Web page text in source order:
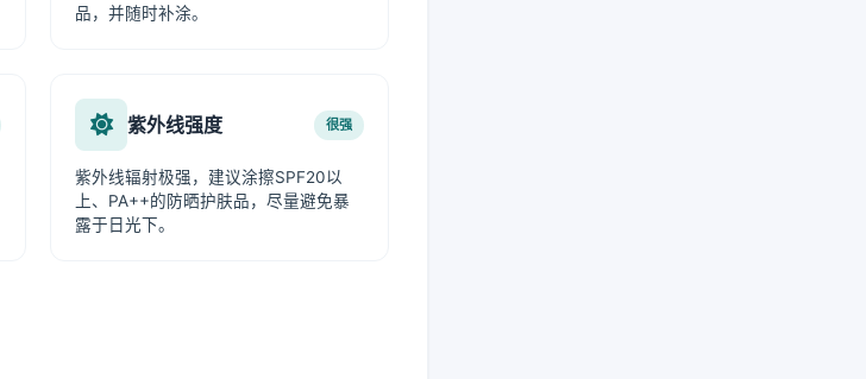
品，并随时补涂。
紫外线强度 很强
紫外线辐射极强，建议涂擦SPF20以
上、PA++的防晒护肤品，尽量避免暴
露于日光下。